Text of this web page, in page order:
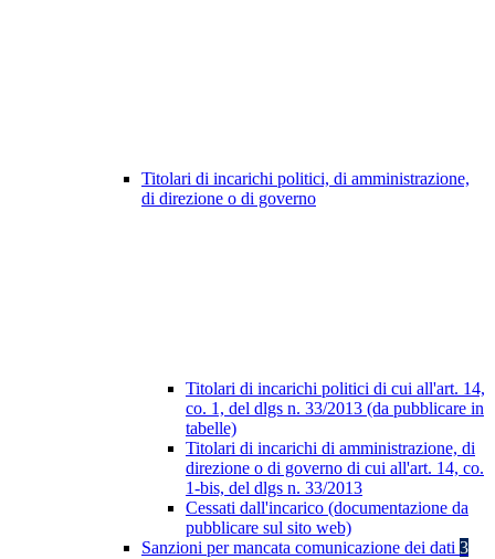
Titolari di incarichi politici, di amministrazione,
di direzione o di governo
Titolari di incarichi politici di cui all'art. 14,
co. 1, del dlgs n. 33/2013 (da pubblicare in
tabelle)
Titolari di incarichi di amministrazione, di
direzione o di governo di cui all'art. 14, co.
1-bis, del dlgs n. 33/2013
Cessati dall'incarico (documentazione da
pubblicare sul sito web)
Sanzioni per mancata comunicazione dei dati 3